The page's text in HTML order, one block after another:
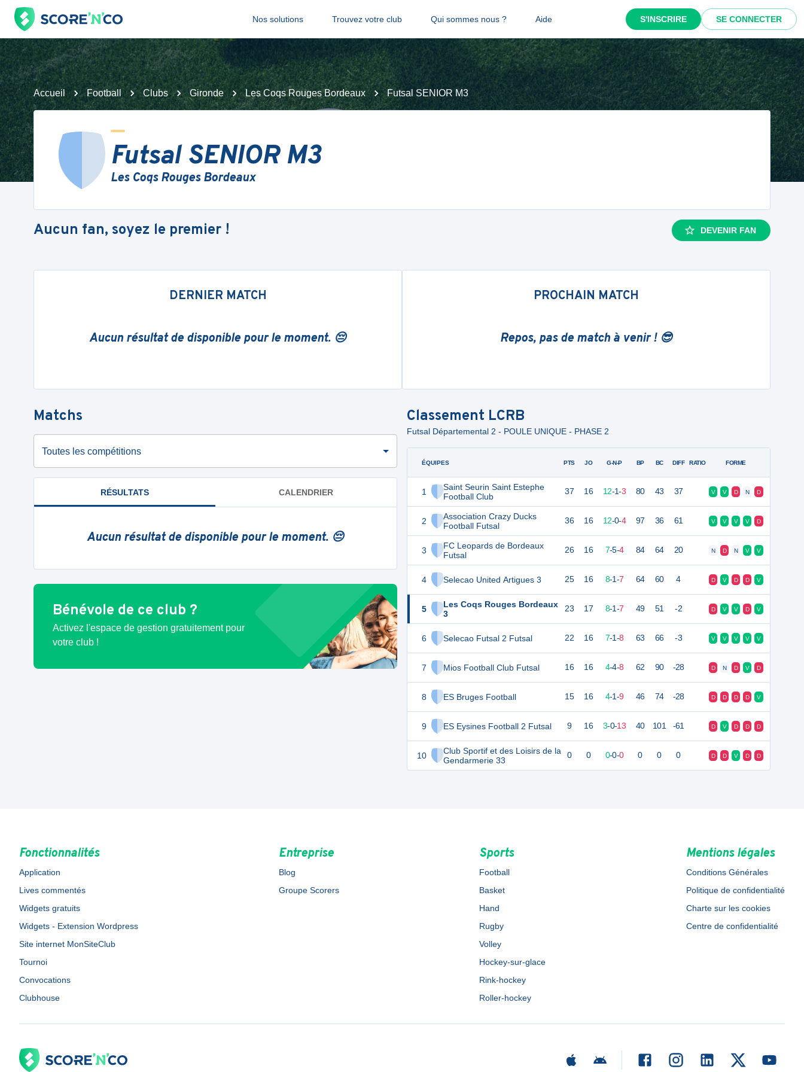
Nos solutions Trouvez votre club Qui sommes nous ? Aide S'INSCRIRE SE CONNECTER
Accueil Football Clubs Gironde Les Coqs Rouges Bordeaux Futsal SENIOR M3
Futsal SENIOR M3
Les Coqs Rouges Bordeaux
Aucun fan, soyez le premier ! DEVENIR FAN
DERNIER MATCH
Aucun résultat de disponible pour le moment. 😔
PROCHAIN MATCH
Repos, pas de match à venir ! 😎
Matchs
Toutes les compétitions
RÉSULTATS CALENDRIER
Aucun résultat de disponible pour le moment. 😔
Bénévole de ce club ?
Activez l'espace de gestion gratuitement pour
votre club !
Classement LCRB
Futsal Départemental 2 - POULE UNIQUE - PHASE 2
ÉQUIPES
1
Saint Seurin Saint Estephe
Football Club
2
Association Crazy Ducks
Football Futsal
3
FC Leopards de Bordeaux
Futsal
4 Selecao United Artigues 3
5
Les Coqs Rouges Bordeaux
3
6 Selecao Futsal 2 Futsal
7 Mios Football Club Futsal
8 ES Bruges Football
9 ES Eysines Football 2 Futsal
10
Club Sportif et des Loisirs de la
Gendarmerie 33
PTS JO G-N-P BP BC DIFF RATIO FORME
37 16 12-1-3 80 43 37 V V D N D
36 16 12-0-4 97 36 61 V V V V D
26 16 7-5-4 84 64 20 N D N V V
25 16 8-1-7 64 60 4 D V D D V
23 17 8-1-7 49 51 -2 D V V D V
22 16 7-1-8 63 66 -3 V V V V V
16 16 4-4-8 62 90 -28 D N D V D
15 16 4-1-9 46 74 -28 D D D D V
9 16 3-0-13 40 101 -61 D V D D D
0 0 0-0-0 0 0 0 D D V D D
Fonctionnalités
Application
Lives commentés
Widgets gratuits
Widgets - Extension Wordpress
Site internet MonSiteClub
Tournoi
Convocations
Clubhouse
Entreprise
Blog
Groupe Scorers
Sports
Football
Basket
Hand
Rugby
Volley
Hockey-sur-glace
Rink-hockey
Roller-hockey
Mentions légales
Conditions Générales
Politique de confidentialité
Charte sur les cookies
Centre de confidentialité